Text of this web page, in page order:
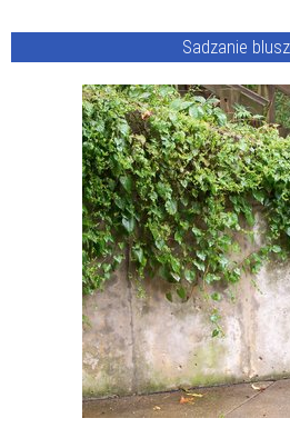
Sadzanie